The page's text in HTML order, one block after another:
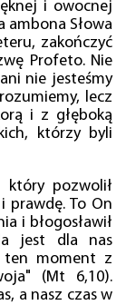
i owocnej
Słowa
zakończyć
Profeto. Nie
nie jesteśmy
lecz
i z głęboką
którzy byli
który pozwolił
prawdę. To On
i błogosławił
jest dla nas
ten moment z
(Mt 6,10).
a nasz czas w